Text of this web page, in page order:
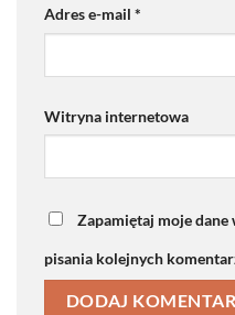
Adres e-mail *
Witryna internetowa
Zapamiętaj moje dane
pisania kolejnych